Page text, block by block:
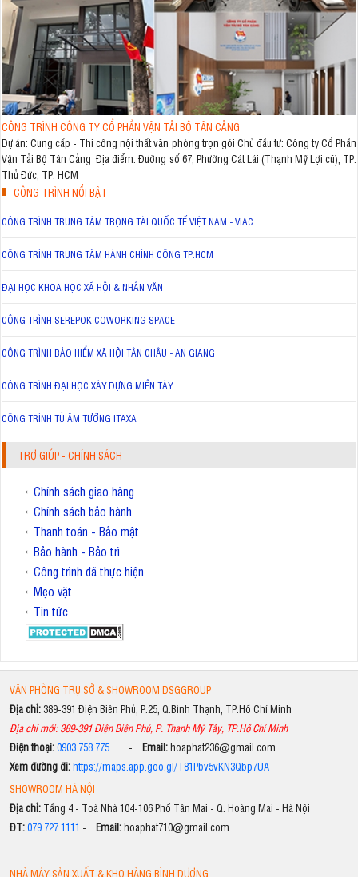
CÔNG TRÌNH CÔNG TY CỔ PHẦN VẬN TẢI BỘ TÂN CẢNG
Dự án: Cung cấp - Thi công nội thất văn phòng trọn gói Chủ đầu tư: Công ty Cổ Phần
Vận Tải Bộ Tân Cảng Địa điểm: Đường số 67, Phường Cát Lái (Thạnh Mỹ Lợi cũ), TP.
Thủ Đức, TP. HCM
CÔNG TRÌNH NỔI BẬT
CÔNG TRÌNH TRUNG TÂM TRỌNG TÀI QUỐC TẾ VIỆT NAM - VIAC
CÔNG TRÌNH TRUNG TÂM HÀNH CHÍNH CÔNG TP.HCM
ĐẠI HỌC KHOA HỌC XÃ HỘI & NHÂN VĂN
CÔNG TRÌNH SEREPOK COWORKING SPACE
CÔNG TRÌNH BẢO HIỂM XÃ HỘI TÂN CHÂU - AN GIANG
CÔNG TRÌNH ĐẠI HỌC XÂY DỰNG MIỀN TÂY
CÔNG TRÌNH TỦ ÂM TƯỜNG ITAXA
TRỢ GIÚP - CHÍNH SÁCH
Chính sách giao hàng
Chính sách bảo hành
Thanh toán - Bảo mật
Bảo hành - Bảo trì
Công trình đã thực hiện
Mẹo vặt
Tin tức
VĂN PHÒNG TRỤ SỞ & SHOWROOM DSGGROUP
Địa chỉ: 389-391 Điện Biên Phủ, P.25, Q.Bình Thạnh, TP.Hồ Chí Minh
Địa chỉ mới: 389-391 Điện Biên Phủ, P. Thạnh Mỹ Tây, TP.Hồ Chí Minh
Điện thoại:0903.758.775- Email:hoaphat236@gmail.com
Xem đường đi:https://maps.app.goo.gl/T81Pbv5vKN3Qbp7UA
SHOWROOM HÀ NỘI
Địa chỉ:Tầng 4 - Toà Nhà 104-106 Phố Tân Mai - Q. Hoàng Mai - Hà Nội
ĐT:079.727.1111 - Email:hoaphat710@gmail.com
NHÀ MÁY SẢN XUẤT & KHO HÀNG BÌNH DƯƠNG